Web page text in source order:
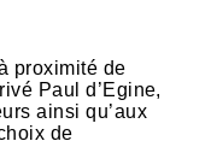
proximité de
Paul d’Egine,
ainsi qu’aux
de